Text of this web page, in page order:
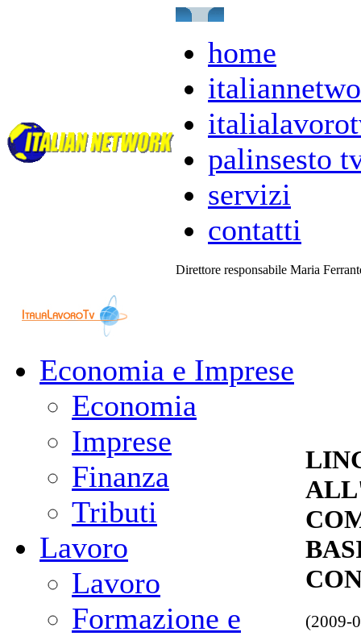
home
palinsesto
servizi
contatti
Direttore responsabile Maria
Economia e Imprese
Economia
Imprese
Finanza
Tributi
Lavoro
Lavoro
Formazione e
(2009-